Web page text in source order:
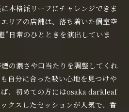
本格派リーフにチャレンジできま
リアの店舗は、落ち着いた個室空
”日常のひとときを演出していま
の濃さや口当たりを調整してくれ
自分に合った吸い心地を見つけや
、初めての方にはosaka darkleaf
クスしたセッションが人気で、香